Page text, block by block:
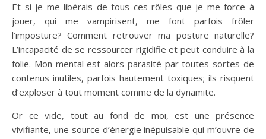
Et si je me libérais de tous ces rôles que je me force à
jouer, qui me vampirisent, me font parfois frôler
l’imposture? Comment retrouver ma posture naturelle?
L’incapacité de se ressourcer rigidifie et peut conduire à la
folie. Mon mental est alors parasité par toutes sortes de
contenus inutiles, parfois hautement toxiques; ils risquent
d’exploser à tout moment comme de la dynamite.
Or ce vide, tout au fond de moi, est une présence
vivifiante, une source d’énergie inépuisable qui m’ouvre de